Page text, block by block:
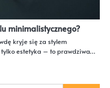
minimalistycznego?
kryje się za stylem
tylko estetyka – to prawdziwa…